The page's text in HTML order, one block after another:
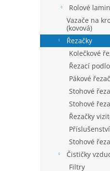
Rolové
Vazače na
(kovová)
Řezačky
Kolečkové
Řezací
Pákové
Stohové
Stohové
Řezačky
Příslušenství
Stohové
Čističky
Filtry